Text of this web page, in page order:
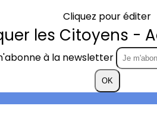
Cliquez pour éditer
les Citoyens -
à la newsletter
OK